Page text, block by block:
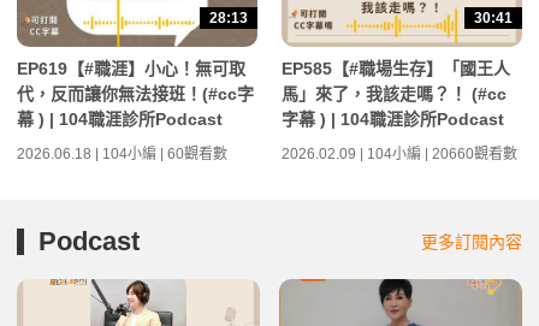
28:13
EP619【#職涯】小心！無可取
代，反而讓你無法接班！(#cc字
幕 ) | 104職涯診所Podcast
2026.06.18 | 104小編 | 60觀看數
30:41
EP585【#職場生存】「國王人
馬」來了，我該走嗎？！ (#cc
字幕 ) | 104職涯診所Podcast
2026.02.09 | 104小編 | 20660觀看數
Podcast 更多訂閱內容